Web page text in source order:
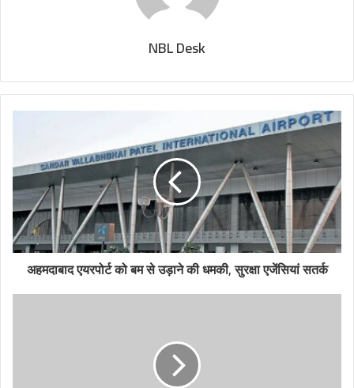
NBL Desk
अहमदाबाद एयरपोर्ट को बम से उड़ाने की धमकी, सुरक्षा एजेंसियां सतर्क